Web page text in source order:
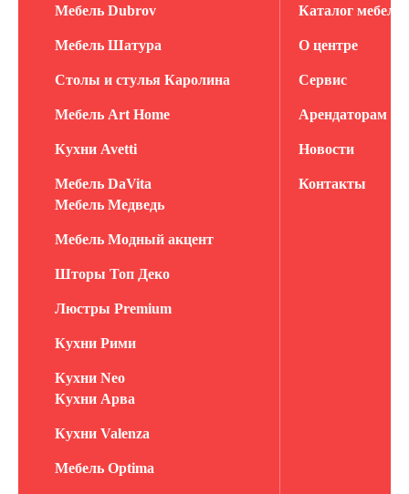
Мебель Dubrov
Мебель Шатура
Столы и стулья Каролина
Мебель Art Home
Кухни Avetti
Мебель DaVita
Мебель Медведь
Мебель Модный акцент
Шторы Топ Деко
Люстры Premium
Кухни Рими
Кухни Neo
Кухни Арва
Кухни Valenza
Мебель Optima
Каталог мебели
О центре
Сервис
Арендаторам
Новости
Контакты